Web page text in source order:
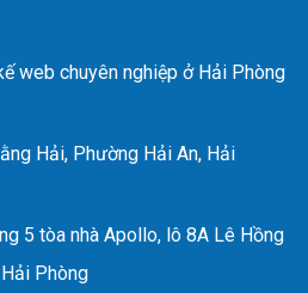
web chuyên nghiệp ở Hải Phòng
Hải, Phường Hải An, Hải
5 tòa nhà Apollo, lô 8A Lê Hồng
Phòng